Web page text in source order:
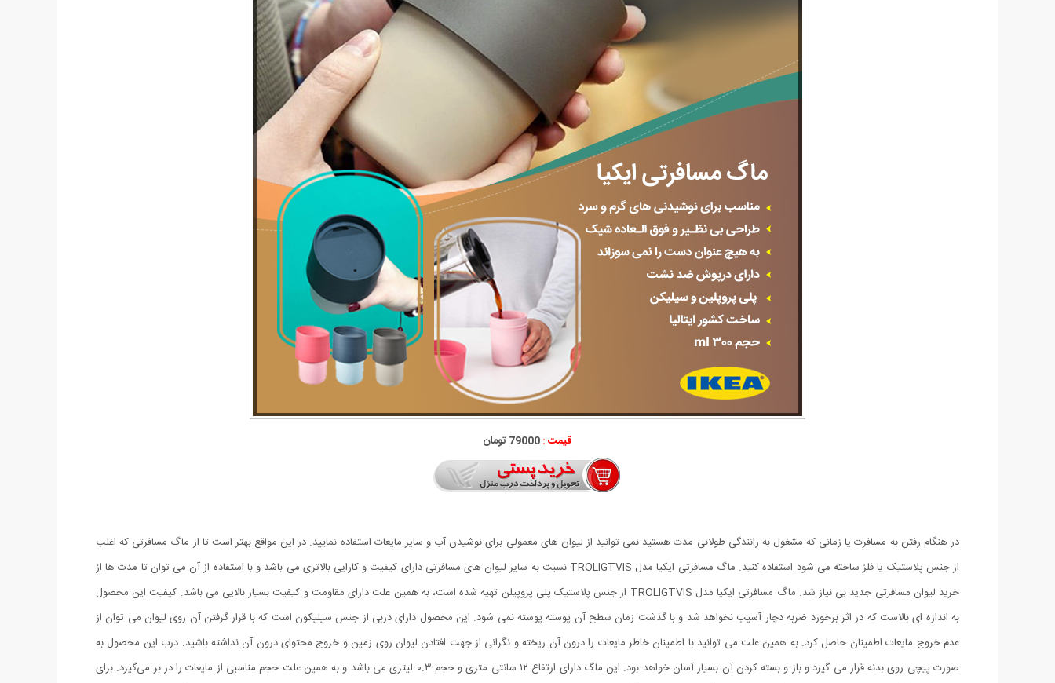
قیمت :79000 تومان
در هنگام رفتن به مسافرت یا زمانی که مشغول به رانندگی طولانی مدت هستید نمی ‌توانید از لیوان های معمولی برای نوشیدن آب و سایر مایعات استفاده نمایید. در این مواقع بهتر است تا از ماگ مسافرتی که اغلب
از جنس پلاستیک یا فلز ساخته می شود استفاده کنید. ماگ مسافرتی ایکیا مدل TROLIGTVIS نسبت به سایر لیوان های مسافرتی دارای کیفیت و کارایی بالاتری می باشد و با استفاده از آن می توان تا مدت ها از
خرید لیوان مسافرتی جدید بی نیاز شد. ماگ مسافرتی ایکیا مدل TROLIGTVIS از جنس پلاستیک پلی پروپیلن تهیه شده است، به همین علت دارای مقاومت و کیفیت بسیار بالایی می باشد. کیفیت این محصول
به اندازه ای بالاست که در اثر برخورد ضربه دچار آسیب نخواهد شد و با گذشت زمان سطح آن پوسته پوسته نمی شود. این محصول دارای دربی از جنس سیلیکون است که با قرار گرفتن آن روی لیوان می ‌توان از
عدم خروج مایعات اطمینان حاصل کرد. به همین علت می توانید با اطمینان خاطر مایعات را درون آن ریخته و نگرانی از جهت افتادن لیوان روی زمین و خروج محتوای درون آن نداشته باشید. درب این محصول به
صورت پیچی روی بدنه قرار می گیرد و باز و بسته کردن آن بسیار آسان خواهد بود. این ماگ دارای ارتفاع ۱۲ سانتی متری و حجم ۰.۳ لیتری می باشد و به همین علت حجم مناسبی از مایعات را در بر می‌گیرد. برای